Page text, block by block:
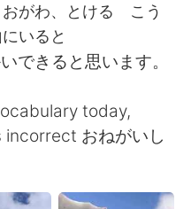
おがわ、とける こう
いると
できると思います。
today,
おねがいし